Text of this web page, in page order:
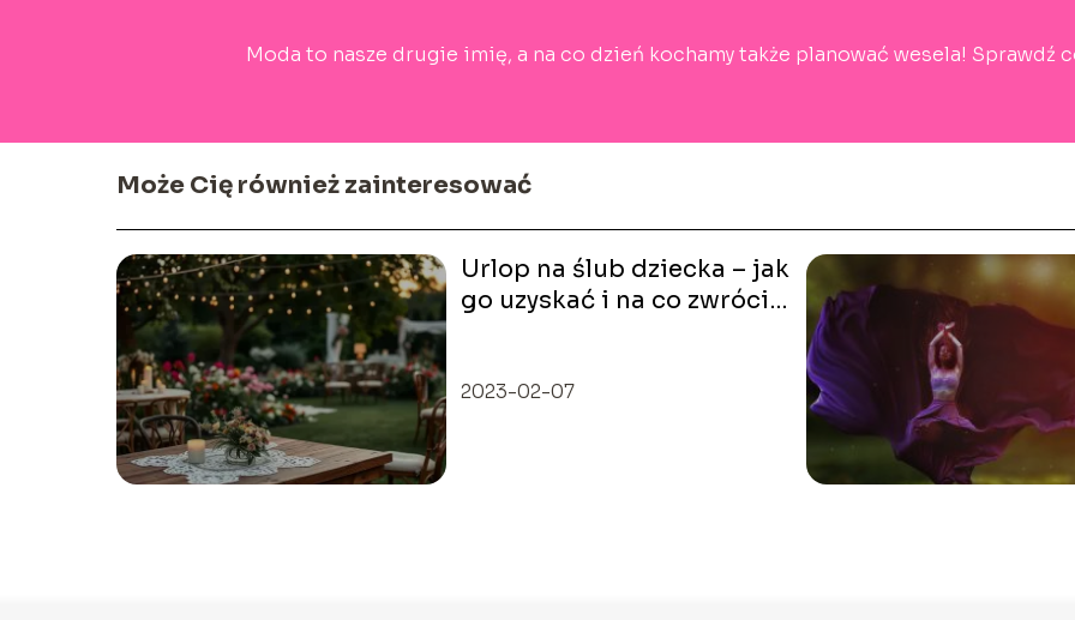
Moda to nasze drugie imię, a na co dzień kochamy także planować wesela! Sprawdź
Może Cię również zainteresować
Urlop na ślub dziecka – jak
go uzyskać i na co zwrócić
2023-02-07